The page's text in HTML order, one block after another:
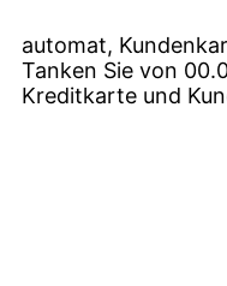
automat,
Tanken Sie von
Kreditkarte und